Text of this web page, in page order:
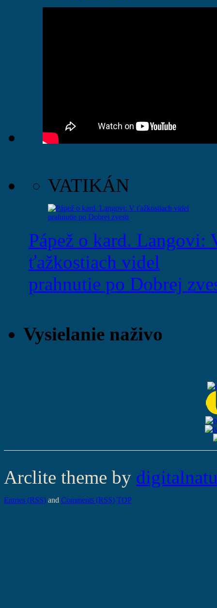
VATIKÁN
Pápež o kard. Langovi:
ťažkostiach videl
prahnutie po Dobrej
Vysielanie naživo
Arclite theme by
Entries (RSS) and Comments (RSS) TOP